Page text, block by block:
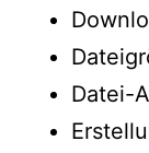
Datei-